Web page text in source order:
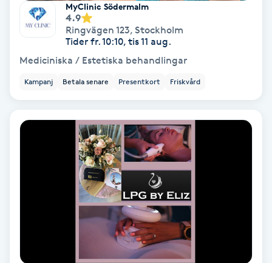
Medium
Melasma
Mesoterapi
MyClinic Södermalm
4.9
Ringvägen 123, Stockholm
Tider fr. 10:10, tis 11 aug.
Mediciniska / Estetiska behandlingar
Kampanj Betala senare Presentkort Friskvård